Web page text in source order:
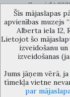
Copyright
Музей
самоуправления
Рига, LV
Šīs mājaslapas
apvienības muzejs
Alberta iela 12,
Lietojot šo
izveidošanu
izveidošanas
Jums jāņem vērā,
tīmekļa vietne
par